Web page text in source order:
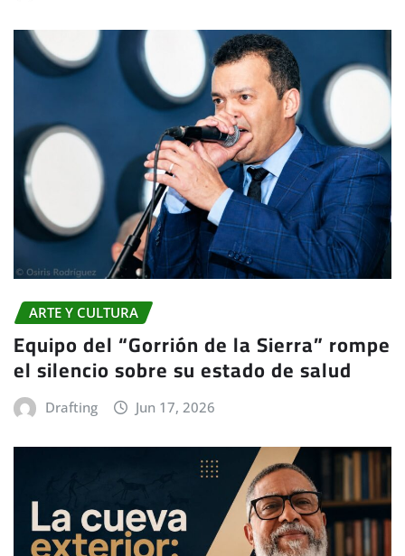
ARTE Y CULTURA
Equipo del “Gorrión de la Sierra” rompe
el silencio sobre su estado de salud
Drafting Jun 17, 2026